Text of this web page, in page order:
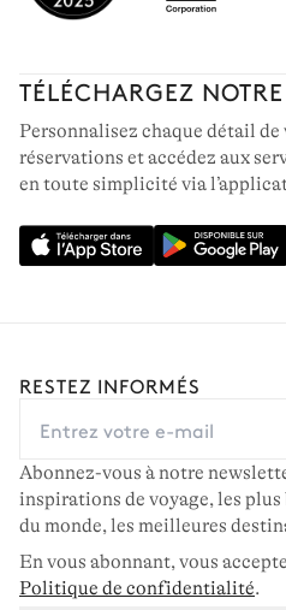
TÉLÉCHARGEZ
Personnalisez chaque détail de
réservations et accédez aux
en toute simplicité via
RESTEZ INFORMÉS
Abonnez-vous à notre
inspirations de voyage, les plus
du monde, les meilleures
En vous abonnant, vous
Politique de confidentialité.